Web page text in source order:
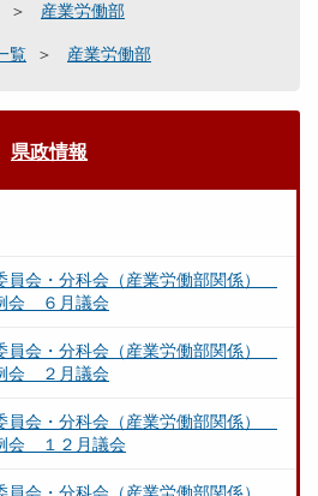
産業労働部
覧 産業労働部
県政情報
会・分科会（産業労働部関係）
会 ６月議会
会・分科会（産業労働部関係）
会 ２月議会
会・分科会（産業労働部関係）
会 １２月議会